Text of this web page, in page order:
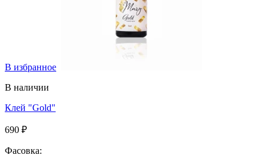
В избранное
В наличии
Клей "Gold"
690 ₽
Фасовка: